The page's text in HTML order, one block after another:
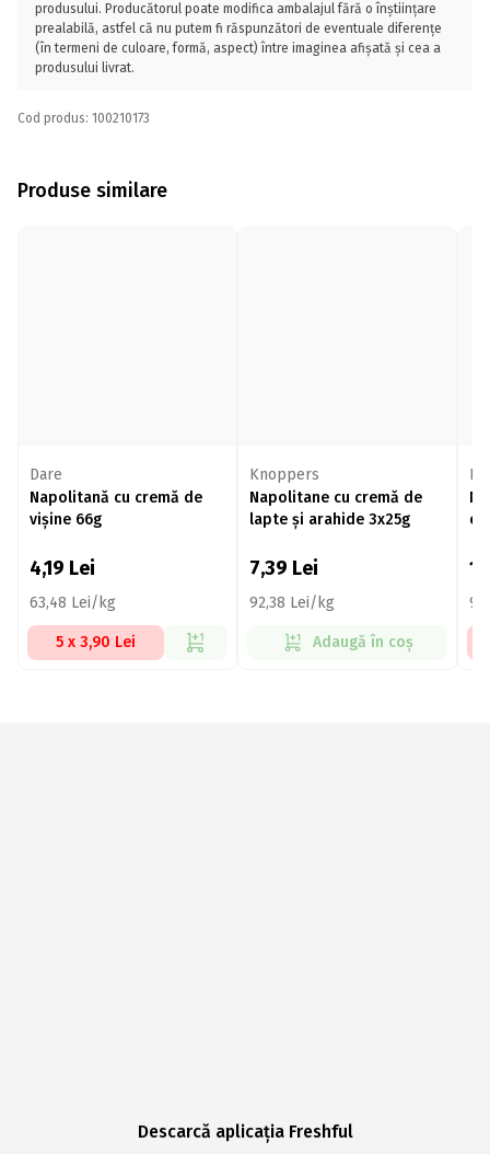
produsului. Producătorul poate modifica ambalajul fără o înștiințare
prealabilă, astfel că nu putem fi răspunzători de eventuale diferențe
(în termeni de culoare, formă, aspect) între imaginea afișată și cea a
produsului livrat.
Cod produs: 100210173
Produse similare
Dare
Napolitană cu cremă de
vișine 66g
4,19 Lei
63,48 Lei/kg
5 x 3,90 Lei
Knoppers
Napolitane cu cremă de
lapte și arahide 3x25g
7,39 Lei
92,38 Lei/kg
Adaugă în coș
Descarcă aplicația Freshful